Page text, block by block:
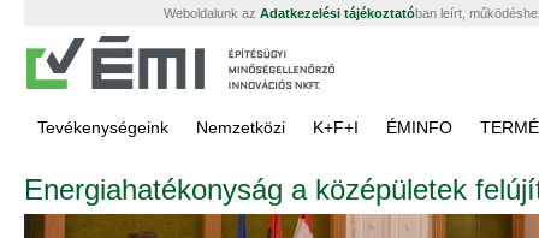
Weboldalunk az Adatkezelési tájékoztatóban leírt,
Tevékenységeink Nemzetközi K+F+I ÉMINFO
Energiahatékonyság a középületek